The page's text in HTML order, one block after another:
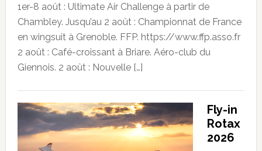
1er-8 août : Ultimate Air Challenge à partir de
Chambley. Jusqu’au 2 août : Championnat de France
en wingsuit à Grenoble. FFP. https://www.ffp.asso.fr
2 août : Café-croissant à Briare. Aéro-club du
Giennois. 2 août : Nouvelle […]
Fly-in
Rotax
2026